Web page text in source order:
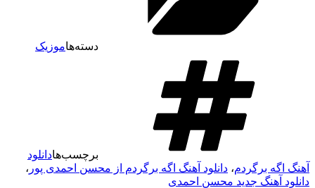
دسته‌هاموزیک
برچسب‌هادانلود
آهنگ اگه برگردم، دانلود آهنگ اگه برگردم از محسن احمدی پور ،
دانلود آهنگ جدید محسن احمدی